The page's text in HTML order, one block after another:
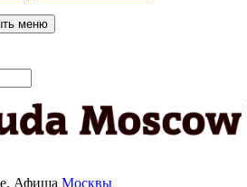
меню
Афиша Москвы